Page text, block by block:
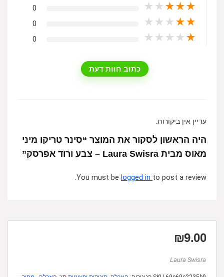
★
★
★
★
★
0
★
★
★
★
★
0
★
★
★
★
★
0
כתוב חוות דעת
עדיין אין ביקורות.
היה הראשון לסקור את המוצר “סינר טריקו מיני
מאוס מבית Laura Swisra – צבע ורוד אפרסק”
You must be logged in to post a review.
₪9.00
Laura Swisra